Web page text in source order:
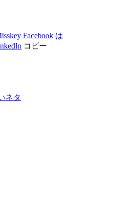
Facebook は
コピー
ネタ